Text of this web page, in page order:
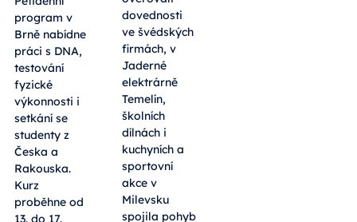
program v
Brně nabídne
práci s DNA,
testování
fyzické
výkonnosti i
setkání se
studenty z
Česka a
Rakouska.
Kurz
proběhne od
13. do 17.
dovednosti
ve švédských
firmách, v
Jaderné
elektrárně
Temelín,
školních
dílnách i
kuchyních a
sportovní
akce v
Milevsku
spojila pohyb